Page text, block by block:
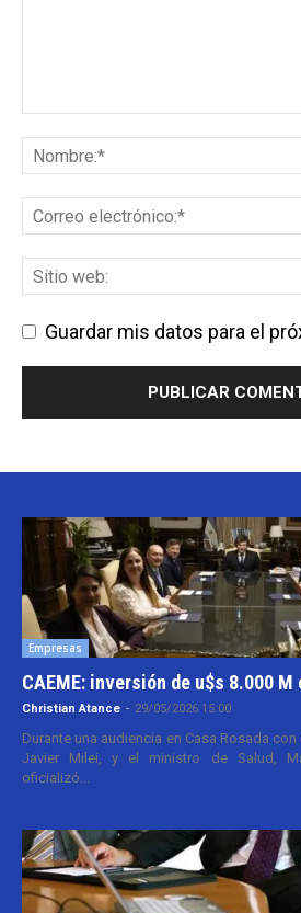
Guardar mis datos para el
Empresas
CAEME: inversión de u$s 8.000 M
Christian Atance - 29/05/2026 15:00
Durante una audiencia en Casa Rosada
Javier Milei, y el ministro de Salud,
oficializó...